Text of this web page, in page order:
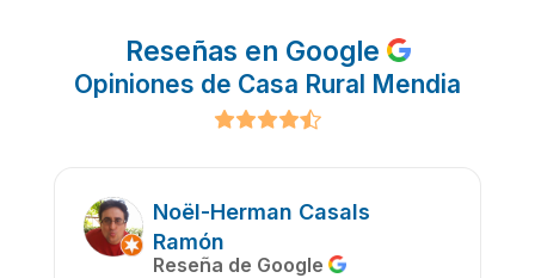
Reseñas en Google
Opiniones de Casa Rural Mendia
Noël-Herman Casals
Ramón
Reseña de Google